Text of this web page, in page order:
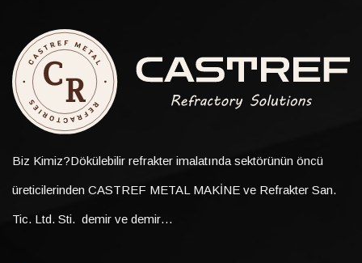
Biz Kimiz?Dökülebilir refrakter imalatında sektörünün öncü
üreticilerinden CASTREF METAL MAKİNE ve Refrakter San.
Tic. Ltd. Sti. demir ve demir…